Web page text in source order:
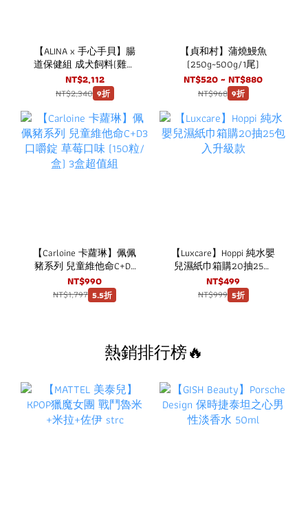
【ALINA x 手心手貝】腸
道保健組 成犬飼料(雞肉
+火雞肉) 2KG + 犬用腸道
益生菌(30包/盒)
NT$2,112
NT$2,340 9折
【貞和村】蒲燒鰻魚
(250g~500g/1尾)
NT$520 ~ NT$880
NT$968 9折
【Carloine 卡蘿琳】佩佩
豬系列 兒童維他命C+D3
口嚼錠 草莓口味 (150粒/
盒) 3盒超值組
NT$990
NT$1,797 5.5折
【Luxcare】Hoppi 純水嬰
兒濕紙巾箱購20抽25包
入升級款
NT$499
NT$999 5折
熱銷排行榜🔥